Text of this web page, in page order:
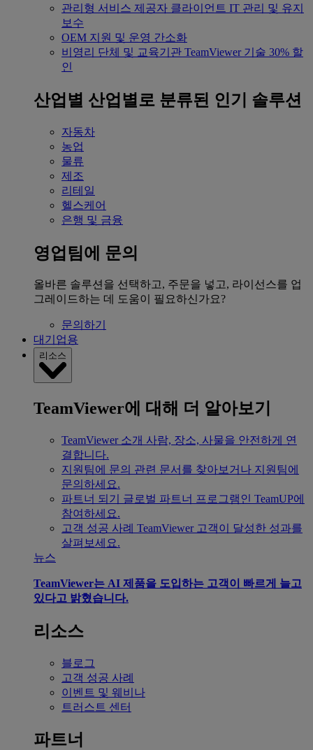
관리형 서비스 제공자 클라이언트 IT 관리 및 유지
보수
OEM 지원 및 운영 간소화
비영리 단체 및 교육기관 TeamViewer 기술 30% 할
인
산업별 산업별로 분류된 인기 솔루션
자동차
농업
물류
제조
리테일
헬스케어
은행 및 금융
영업팀에 문의
올바른 솔루션을 선택하고, 주문을 넣고, 라이선스를 업
그레이드하는 데 도움이 필요하신가요?
문의하기
대기업용
리소스
TeamViewer에 대해 더 알아보기
TeamViewer 소개 사람, 장소, 사물을 안전하게 연
결합니다.
지원팀에 문의 관련 문서를 찾아보거나 지원팀에
문의하세요.
파트너 되기
글로벌 파트너 프로그램인 TeamUP에
참여하세요.
고객 성공 사례 TeamViewer 고객이 달성한 성과를
살펴보세요.
뉴스
TeamViewer는 AI 제품을 도입하는 고객이 빠르게 늘고
있다고 밝혔습니다.
리소스
블로그
고객 성공 사례
이벤트 및 웨비나
트러스트 센터
파트너